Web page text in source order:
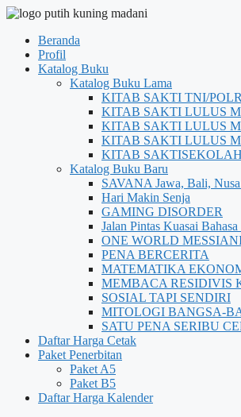
Beranda
Profil
Katalog Buku
Katalog Buku Lama
KITAB SAKTI TNI/
KITAB SAKTI LULUS
KITAB SAKTI LULUS
KITAB SAKTI LULUS
KITAB
Katalog Buku Baru
SAVANA Jawa, Bali, Nusa
Hari Makin Senja
GAMING DISORDER
Jalan Pintas Kuasai
ONE WORLD
PENA BERCERITA
MATEMATIKA
MEMBACA RESIDIVIS
SOSIAL TAPI SENDIRI
MITOLOGI BANGSA-
SATU PENA SERIBU
Daftar Harga Cetak
Paket Penerbitan
Paket A5
Paket B5
Daftar Harga Kalender